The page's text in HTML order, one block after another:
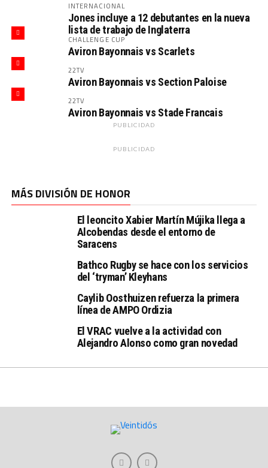
INTERNACIONAL
Jones incluye a 12 debutantes en la nueva
lista de trabajo de Inglaterra
CHALLENGE CUP
Aviron Bayonnais vs Scarlets
22TV
Aviron Bayonnais vs Section Paloise
22TV
Aviron Bayonnais vs Stade Francais
PUBLICIDAD
PUBLICIDAD
MÁS DIVISIÓN DE HONOR
El leoncito Xabier Martín Mújika llega a
Alcobendas desde el entorno de
Saracens
Bathco Rugby se hace con los servicios
del ‘tryman’ Kleyhans
Caylib Oosthuizen refuerza la primera
línea de AMPO Ordizia
El VRAC vuelve a la actividad con
Alejandro Alonso como gran novedad